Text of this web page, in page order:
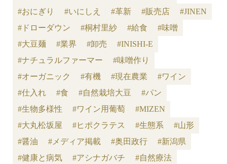
#おにぎり
#いにしえ #革新 #販売店
#JINEN
#ドローダウン
#桐村里紗 #給食
#味噌
#大豆麺
#業界 #卸売
#INISHI-E
#ナチュラルファーマー
#味噌作り
#オーガニック
#有機 #現在農業
#ワイン
#仕入れ
#食 #自然栽培大豆
#パン
#生物多様性
#ワイン用葡萄
#MIZEN
#大丸松坂屋
#ヒポクラテス #生態系
#山形
#醤油
#メディア掲載 #奥田政行
#新潟県
#健康と病気
#アシナガバチ
#自然療法